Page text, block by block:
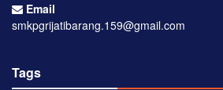
Email
smkpgrijatibarang.159@gmail.com
Tags